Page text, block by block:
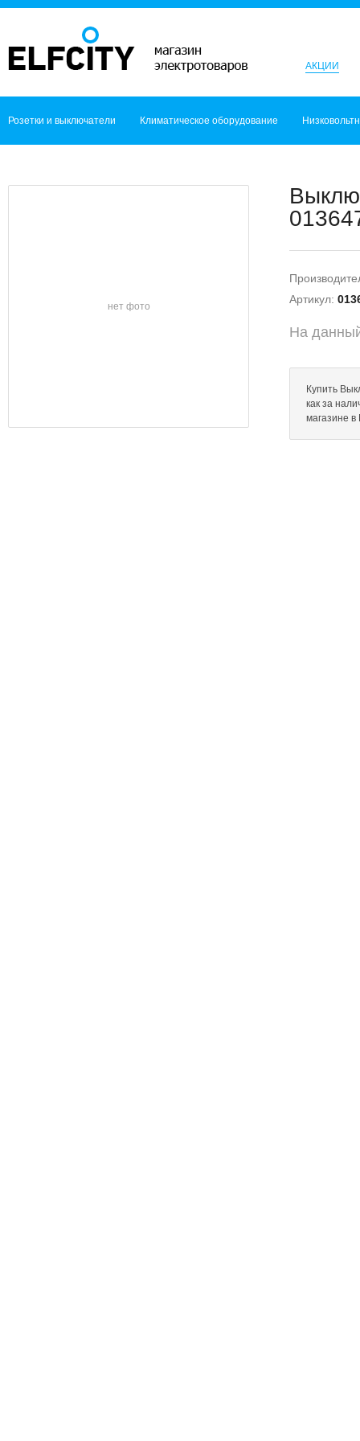
АКЦИИ
Розетки и выключатели Климатическое оборудование
нет фото
Артикул:
На
Купить
как за
магазине